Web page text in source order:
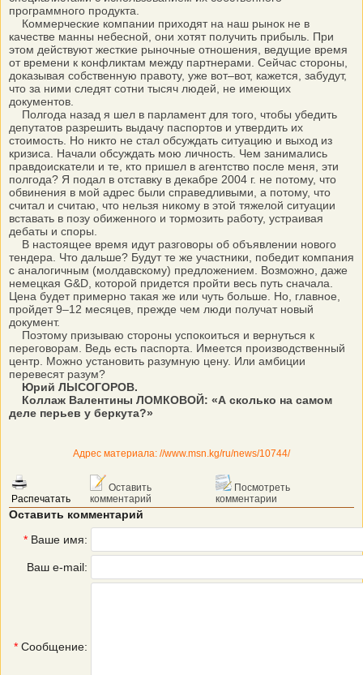
программного продукта.
Коммерческие компании приходят на наш рынок не в
качестве манны небесной, они хотят получить прибыль. При
этом действуют жесткие рыночные отношения, ведущие время
от времени к конфликтам между партнерами. Сейчас стороны,
доказывая собственную правоту, уже вот–вот, кажется, забудут,
что за ними следят сотни тысяч людей, не имеющих
документов.
Полгода назад я шел в парламент для того, чтобы убедить
депутатов разрешить выдачу паспортов и утвердить их
стоимость. Но никто не стал обсуждать ситуацию и выход из
кризиса. Начали обсуждать мою личность. Чем занимались
правдоискатели и те, кто пришел в агентство после меня, эти
полгода? Я подал в отставку в декабре 2004 г. не потому, что
обвинения в мой адрес были справедливыми, а потому, что
считал и считаю, что нельзя никому в этой тяжелой ситуации
вставать в позу обиженного и тормозить работу, устраивая
дебаты и споры.
В настоящее время идут разговоры об объявлении нового
тендера. Что дальше? Будут те же участники, победит компания
с аналогичным (молдавскому) предложением. Возможно, даже
немецкая G&D, которой придется пройти весь путь сначала.
Цена будет примерно такая же или чуть больше. Но, главное,
пройдет 9–12 месяцев, прежде чем люди получат новый
документ.
Поэтому призываю стороны успокоиться и вернуться к
переговорам. Ведь есть паспорта. Имеется производственный
центр. Можно установить разумную цену. Или амбиции
перевесят разум?
Юрий ЛЫСОГОРОВ.
Коллаж Валентины ЛОМКОВОЙ: «А сколько на самом
деле перьев у беркута?»
Адрес материала: //www.msn.kg/ru/news/10744/
Распечатать
Оставить
комментарий
Посмотреть
комментарии
Оставить комментарий
* Ваше имя:
Ваш e-mail:
* Сообщение: